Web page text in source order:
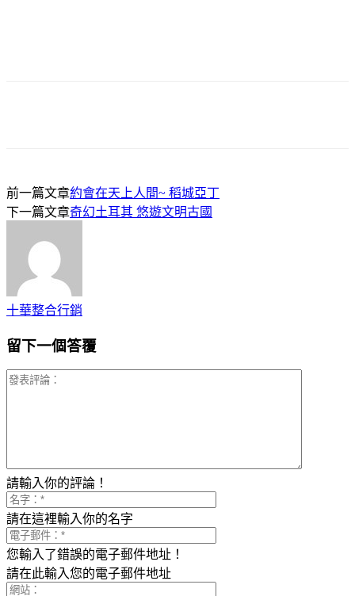
前一篇文章約會在天上人間~ 稻城亞丁
下一篇文章奇幻土耳其 悠遊文明古國
十華整合行銷
留下一個答覆
請輸入你的評論！
請在這裡輸入你的名字
您輸入了錯誤的電子郵件地址！
請在此輸入您的電子郵件地址